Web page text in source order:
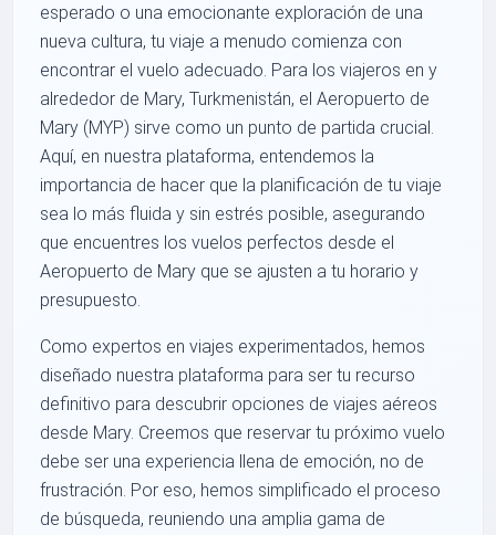
esperado o una emocionante exploración de una
nueva cultura, tu viaje a menudo comienza con
encontrar el vuelo adecuado. Para los viajeros en y
alrededor de Mary, Turkmenistán, el Aeropuerto de
Mary (MYP) sirve como un punto de partida crucial.
Aquí, en nuestra plataforma, entendemos la
importancia de hacer que la planificación de tu viaje
sea lo más fluida y sin estrés posible, asegurando
que encuentres los vuelos perfectos desde el
Aeropuerto de Mary que se ajusten a tu horario y
presupuesto.
Como expertos en viajes experimentados, hemos
diseñado nuestra plataforma para ser tu recurso
definitivo para descubrir opciones de viajes aéreos
desde Mary. Creemos que reservar tu próximo vuelo
debe ser una experiencia llena de emoción, no de
frustración. Por eso, hemos simplificado el proceso
de búsqueda, reuniendo una amplia gama de